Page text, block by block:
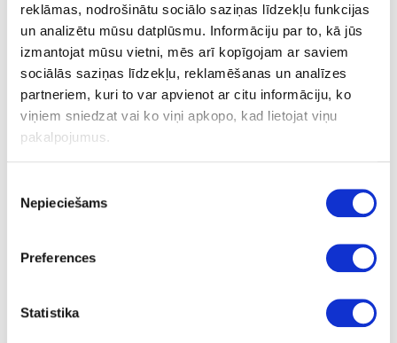
reklāmas, nodrošinātu sociālo saziņas līdzekļu funkcijas
un analizētu mūsu datplūsmu. Informāciju par to, kā jūs
izmantojat mūsu vietni, mēs arī kopīgojam ar saviem
sociālās saziņas līdzekļu, reklamēšanas un analīzes
partneriem, kuri to var apvienot ar citu informāciju, ko
viņiem sniedzat vai ko viņi apkopo, kad lietojat viņu
pakalpojumus.
izvēle
Nepieciešams
Preferences
Statistika
Urbis LEUCO, D25 70x10x26mm
Uzdot jautājumu
Nosūtīt saiti uz produktu
Drukāt
Urbis LEUCO D25 70x10x26mm